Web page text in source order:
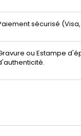
sécurisé
ou Estampe